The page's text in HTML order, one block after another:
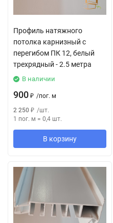
Профиль натяжного
потолка карнизный с
перегибом ПК 12, белый
трехрядный - 2.5 метра
В наличии
900 ₽ /пог. м
2 250 ₽ /шт.
1 пог. м = 0,4 шт.
В корзину